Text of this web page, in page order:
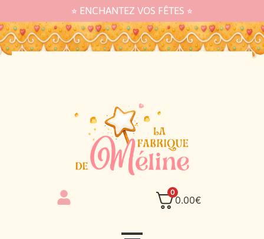
⭐︎ ENCHANTEZ VOS FÊTES ⭐︎
0
0.00€